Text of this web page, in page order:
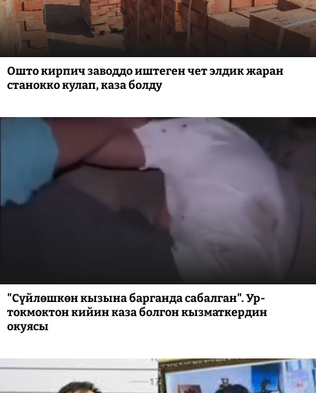
Ошто кирпич заводдо иштеген чет элдик жаран
станокко кулап, каза болду
"Сүйлөшкөн кызына барганда сабалган". Ур-
токмоктон кийин каза болгон кызматкердин
окуясы